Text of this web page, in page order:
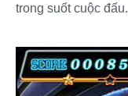
trong suốt cuộc đấu.